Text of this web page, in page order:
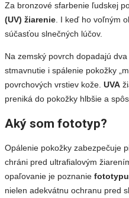
Za bronzové sfarbenie ľudskej
(UV) žiarenie. I keď ho voľným
súčasťou slnečných lúčov.
Na zemský povrch dopadajú
stmavnutie i spálenie pokožky
povrchových vrstiev kože. UVA
preniká do pokožky hlbšie a
Aký som fototyp?
Opálenie pokožky zabezpečuje
chráni pred ultrafialovým
opaľovanie je poznanie fototypu
nielen adekvátnu ochranu pred